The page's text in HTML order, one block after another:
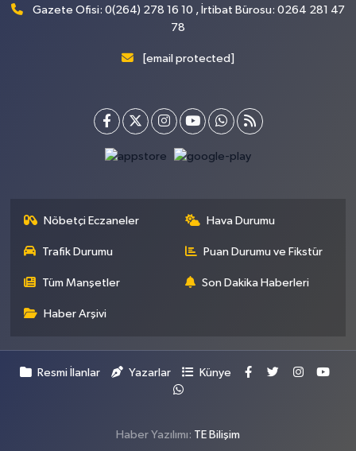
Gazete Ofisi: 0(264) 278 16 10 , İrtibat Bürosu: 0264 281 47
78
[email protected]
Nöbetçi Eczaneler Hava Durumu
Trafik Durumu Puan Durumu ve Fikstür
Tüm Manşetler Son Dakika Haberleri
Haber Arşivi
Resmi İlanlar Yazarlar Künye
Haber Yazılımı: TE Bilişim